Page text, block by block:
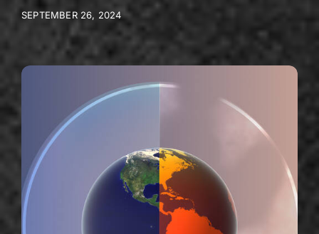
SEPTEMBER 26, 2024